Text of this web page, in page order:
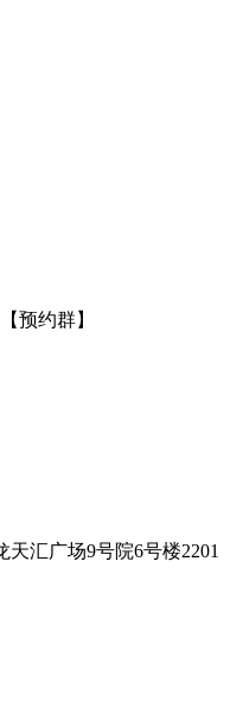
预约群】
汇广场9号院6号楼2201